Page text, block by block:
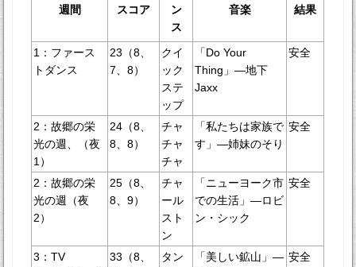
週間 スコア
ン
ス
音楽 結果
1：ファース
トダンス
23（8、
7、8）
クイ
ック
ステ
ップ
「Do Your
Thing」—地下
Jaxx
安全
2：故郷の栄
光の週、（夜
1）
24（8、
8、8）
チャ
チャ
チャ
「私たちは家族で
す」—姉妹のそり
安全
2：故郷の栄
光の週（夜
2）
25（8、
8、9）
チャ
ール
スト
ン
「ニューヨーク市
での生活」—ロビ
ン・シック
安全
3：TV
33（8、
タン
「美しい鉱山」— 安全